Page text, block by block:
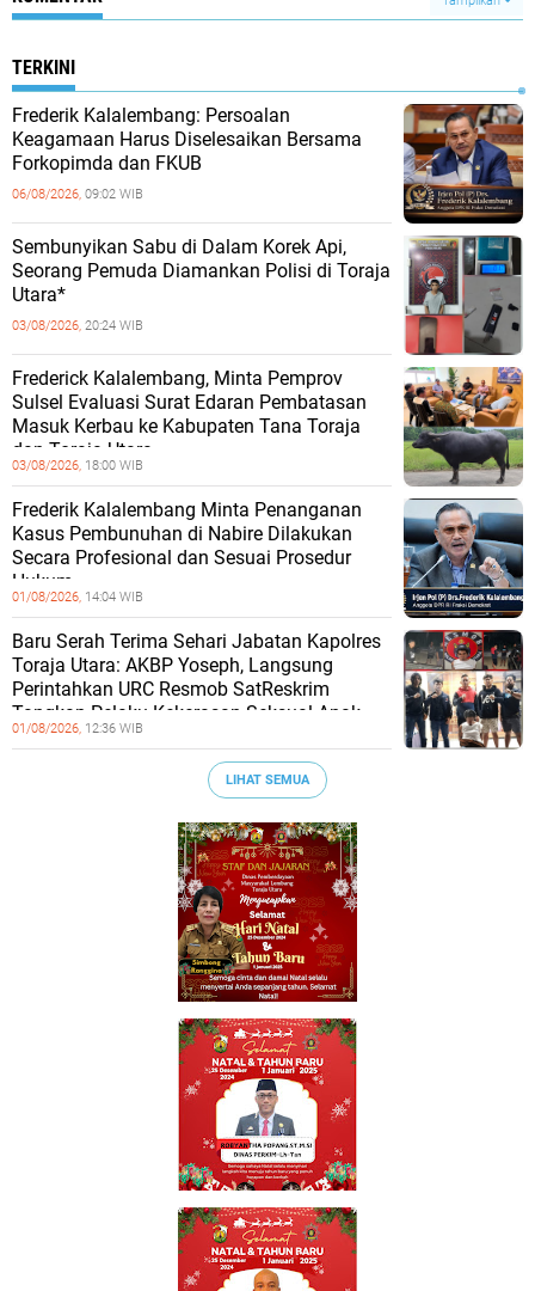
TERKINI
Frederik Kalalembang: Persoalan
Keagamaan Harus Diselesaikan Bersama
Forkopimda dan FKUB
06/08/2026, 09:02 WIB
Sembunyikan Sabu di Dalam Korek Api,
Seorang Pemuda Diamankan Polisi di Toraja
Utara*
03/08/2026, 20:24 WIB
Frederick Kalalembang, Minta Pemprov
Sulsel Evaluasi Surat Edaran Pembatasan
Masuk Kerbau ke Kabupaten Tana Toraja
dan Toraja Utara
03/08/2026, 18:00 WIB
Frederik Kalalembang Minta Penanganan
Kasus Pembunuhan di Nabire Dilakukan
Secara Profesional dan Sesuai Prosedur
Hukum
01/08/2026, 14:04 WIB
Baru Serah Terima Sehari Jabatan Kapolres
Toraja Utara: AKBP Yoseph, Langsung
Perintahkan URC Resmob SatReskrim
Tangkap Pelaku Kekerasan Seksual Anak
01/08/2026, 12:36 WIB
LIHAT SEMUA